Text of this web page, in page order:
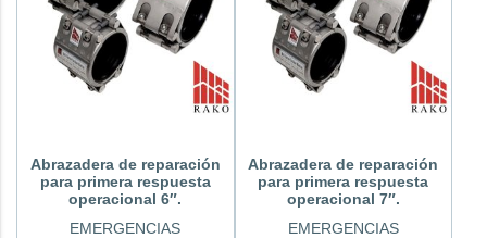
Abrazadera de reparación
para primera respuesta
operacional 6″.
EMERGENCIAS
Abrazadera de reparación
para primera respuesta
operacional 7″.
EMERGENCIAS